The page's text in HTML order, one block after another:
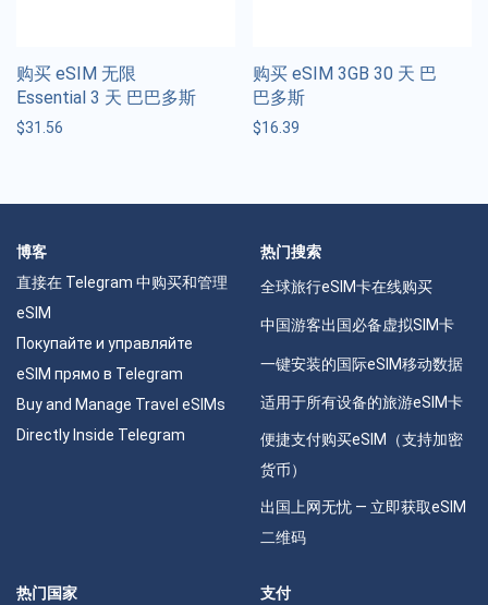
购买 eSIM 无限
Essential 3 天 巴巴多斯
$31.56
购买 eSIM 3GB 30 天 巴
巴多斯
$16.39
博客
直接在 Telegram 中购买和管理
eSIM
Покупайте и управляйте
eSIM прямо в Telegram
Buy and Manage Travel eSIMs
Directly Inside Telegram
热门搜索
全球旅行eSIM卡在线购买
中国游客出国必备虚拟SIM卡
一键安装的国际eSIM移动数据
适用于所有设备的旅游eSIM卡
便捷支付购买eSIM（支持加密
货币）
出国上网无忧 — 立即获取eSIM
二维码
热门国家 支付